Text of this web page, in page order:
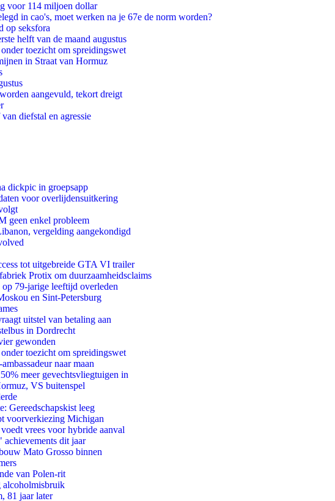
voor 114 miljoen dollar
in cao's, moet werken na je 67e de norm worden?
op seksfora
helft van de maand augustus
toezicht om spreidingswet
in Straat van Hormuz
aangevuld, tekort dreigt
diefstal en agressie
dickpic in groepsapp
voor overlijdensuitkering
geen enkel probleem
vergelding aangekondigd
tot uitgebreide GTA VI trailer
Protix om duurzaamheidsclaims
79-jarige leeftijd overleden
en Sint-Petersburg
uitstel van betaling aan
in Dordrecht
gewonden
toezicht om spreidingswet
naar maan
meer gevechtsvliegtuigen in
VS buitenspel
Gereedschapskist leeg
voorverkiezing Michigan
vrees voor hybride aanval
dit jaar
Mato Grosso binnen
van Polen-rit
alcoholmisbruik
81 jaar later